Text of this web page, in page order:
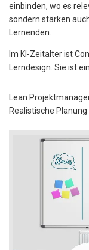
einbinden, wo es
sondern stärken
Lernenden.
Im KI-Zeitalter ist
Lerndesign. Sie ist
Lean
Realistische